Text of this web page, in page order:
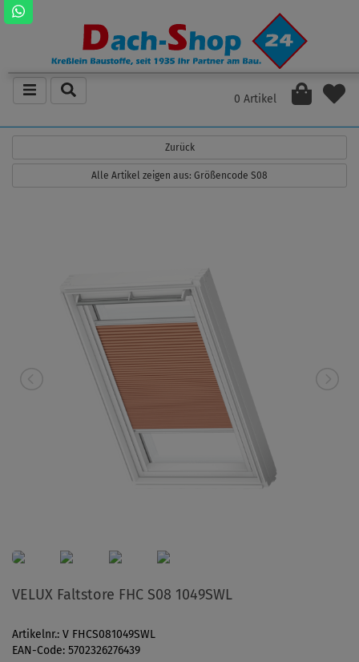
0 Artikel
Zurück
Alle Artikel zeigen aus: Größencode S08
VELUX Faltstore FHC S08 1049SWL
Artikelnr.: V FHCS081049SWL
EAN-Code: 5702326276439